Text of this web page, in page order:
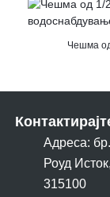
Чешма од
Адреса:
Роуд
315100